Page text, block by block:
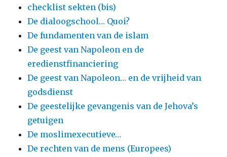
checklist sekten (bis)
De dialoogschool… Quoi?
De fundamenten van de islam
De geest van Napoleon en de
eredienstfinanciering
De geest van Napoleon… en de vrijheid van
godsdienst
De geestelijke gevangenis van de Jehova’s
getuigen
De moslimexecutieve…
De rechten van de mens (Europees)